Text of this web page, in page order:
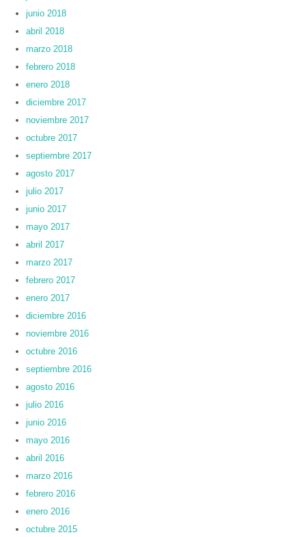
junio 2018
abril 2018
marzo 2018
febrero 2018
enero 2018
diciembre 2017
noviembre 2017
octubre 2017
septiembre 2017
agosto 2017
julio 2017
junio 2017
mayo 2017
abril 2017
marzo 2017
febrero 2017
enero 2017
diciembre 2016
noviembre 2016
octubre 2016
septiembre 2016
agosto 2016
julio 2016
junio 2016
mayo 2016
abril 2016
marzo 2016
febrero 2016
enero 2016
octubre 2015